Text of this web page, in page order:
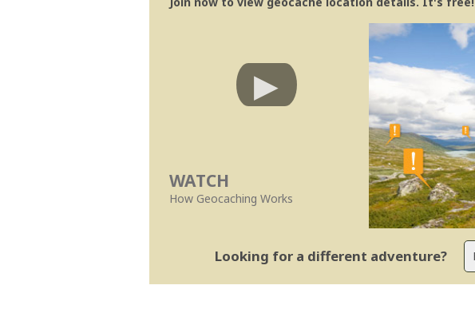
WATCH
How Geocaching Works
Looking for a different adventure?